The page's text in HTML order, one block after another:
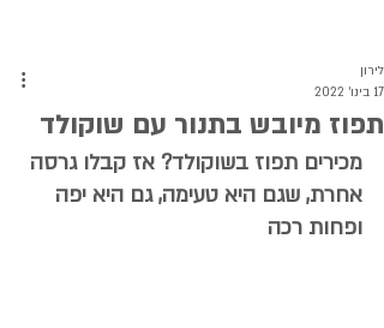
תפוז מיובש בתנור עם שוקולד
לירון
17 בינו׳ 2022
מכירים תפוז בשוקולד? אז קבלו גרסה
אחרת, שגם היא טעימה, גם היא יפה
ופחות רכה